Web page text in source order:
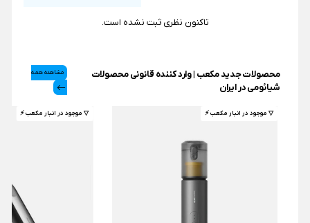
تاکنون نظری ثبت نشده است.
محصولات جدید مکعب | وارد کننده قانونی محصولات
شیائومی در ایران
مشاهده همه
▽ موجود در انبار مکعب ⚡️ ▽ موجود در انبار مکعب ⚡️